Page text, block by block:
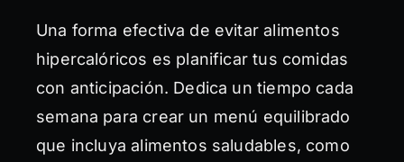
Una forma efectiva de evitar alimentos
hipercalóricos es planificar tus comidas
con anticipación. Dedica un tiempo cada
semana para crear un menú equilibrado
que incluya alimentos saludables, como